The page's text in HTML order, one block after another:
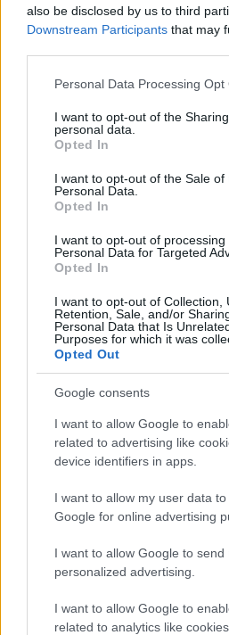
also be disclosed by us to third
Downstream Participants that may
Please note that this website/app
not limited to your visit or usage
grant or deny consent to Google
use your data for below specified
consent section.
Personal Data Processing Opt
I want to opt-out of the
personal data.
Opted In
I want to opt-out of the Sale of
Personal Data.
Opted In
I want to opt-out of processing
Personal Data for Targeted
Opted In
I want to opt-out of Collection,
Retention, Sale, and/or
Personal Data that Is
Purposes for which it was
Opted Out
Google consents
I want to allow Google to
related to advertising like
device identifiers in apps.
I want to allow my user data
Google for online advertising
I want to allow Google to send
personalized advertising.
I want to allow Google to
related to analytics like
Τελευταία άρθρα
Εύκολες ιδέες
στιλ με γήινες
κρούστα
Ιδέες για
Japandi ζεστασιά
τη διαφορά
Μοντέρνα
καλάθια:
και στυλ